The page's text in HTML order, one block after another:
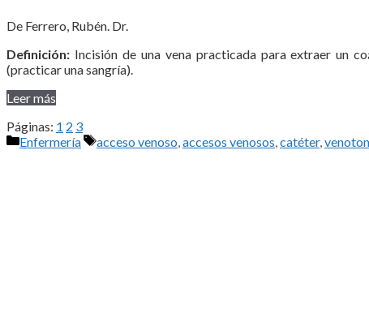
De Ferrero, Rubén. Dr.
Definición: Incisión de una vena practicada para extraer un
(practicar una sangría).
Leer más
Páginas: 1 2 3
Categorías
Enfermería Etiquetas
acceso venoso,accesos venosos,catéter,